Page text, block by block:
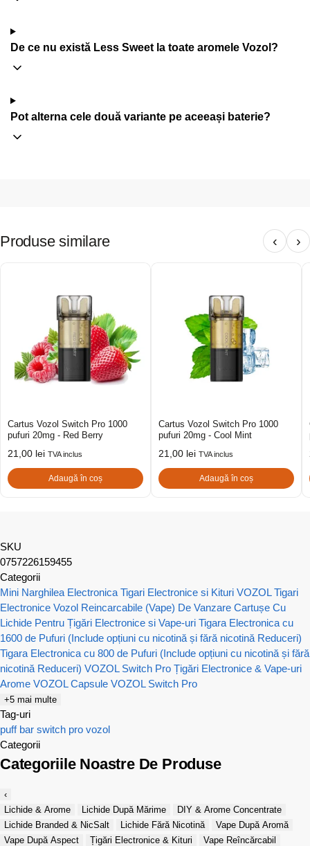
De ce nu există Less Sweet la toate aromele Vozol?
Pot alterna cele două variante pe aceeași baterie?
Produse similare ‹ ›
Cartus Vozol Switch Pro 1000
pufuri 20mg - Red Berry
21,00 lei TVA inclus
Adaugă în coș
Cartus Vozol Switch Pro 1000
pufuri 20mg - Cool Mint
21,00 lei TVA inclus
Adaugă în coș
SKU
0757226159455
Categorii
Mini Narghilea Electronica Tigari Electronice si Kituri VOZOL Tigari
Electronice Vozol Reincarcabile (Vape) De Vanzare Cartușe Cu
Lichide Pentru Țigări Electronice si Vape-uri Tigara Electronica cu
1600 de Pufuri (Include opțiuni cu nicotină și fără nicotină Reduceri)
Tigara Electronica cu 800 de Pufuri (Include opțiuni cu nicotină și fără
nicotină Reduceri) VOZOL Switch Pro Țigări Electronice & Vape-uri
Arome VOZOL Capsule VOZOL Switch Pro
+5 mai multe
Tag-uri
puff bar switch pro vozol
Categorii
Categoriile Noastre De Produse
‹
Lichide & Arome
Lichide După Mărime
DIY & Arome Concentrate
Lichide Branded & NicSalt
Lichide Fără Nicotină
Vape După Aromă
Vape După Aspect
Țigări Electronice & Kituri
Vape Reîncărcabil